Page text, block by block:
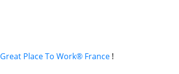
Great Place To Work® France !